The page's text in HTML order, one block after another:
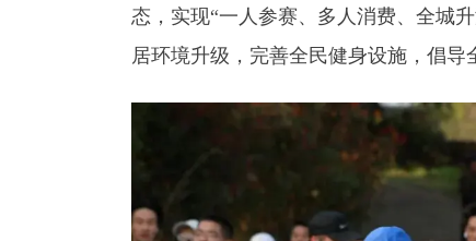
态，实现“一人参赛、多人消费、全城
居环境升级，完善全民健身设施，倡导